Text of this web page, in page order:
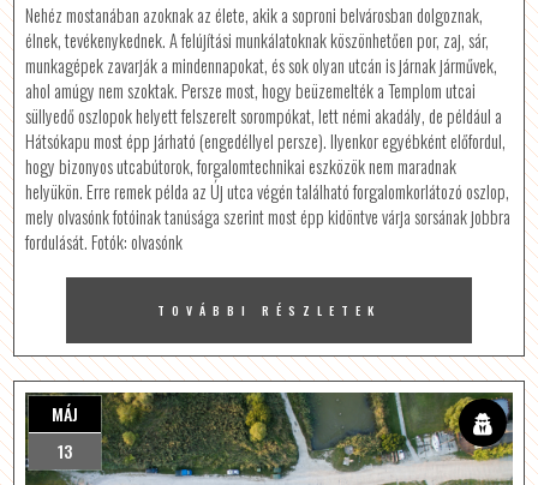
Nehéz mostanában azoknak az élete, akik a soproni belvárosban dolgoznak,
élnek, tevékenykednek. A felújítási munkálatoknak köszönhetően por, zaj, sár,
munkagépek zavarják a mindennapokat, és sok olyan utcán is járnak járművek,
ahol amúgy nem szoktak. Persze most, hogy beüzemelték a Templom utcai
süllyedő oszlopok helyett felszerelt sorompókat, lett némi akadály, de például a
Hátsókapu most épp járható (engedéllyel persze). Ilyenkor egyébként előfordul,
hogy bizonyos utcabútorok, forgalomtechnikai eszközök nem maradnak
helyükön. Erre remek példa az Új utca végén található forgalomkorlátozó oszlop,
mely olvasónk fotóinak tanúsága szerint most épp kidöntve várja sorsának jobbra
fordulását. Fotók: olvasónk
TOVÁBBI RÉSZLETEK
MÁJ
13